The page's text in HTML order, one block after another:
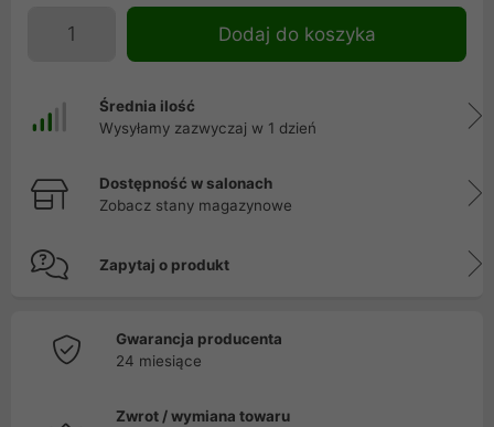
Dodaj do koszyka
Średnia ilość
Wysyłamy zazwyczaj w 1 dzień
Dostępność w salonach
Zobacz stany magazynowe
Zapytaj o produkt
Gwarancja producenta
24 miesiące
Zwrot / wymiana towaru